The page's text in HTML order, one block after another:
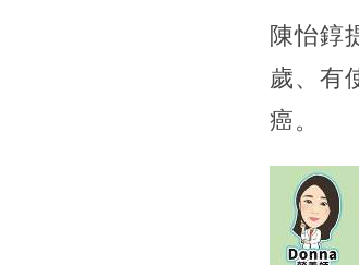
陳怡錞
歲、有
癌。